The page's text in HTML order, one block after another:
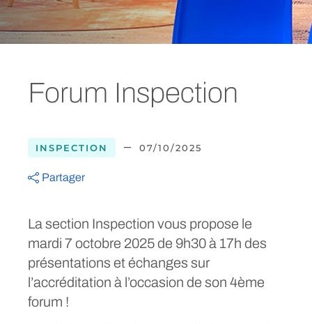
Forum Inspection
INSPECTION – 07/10/2025
Partager
La section Inspection vous propose le
mardi 7 octobre 2025 de 9h30 à 17h des
présentations et échanges sur
l’accréditation à l’occasion de son 4ème
forum !